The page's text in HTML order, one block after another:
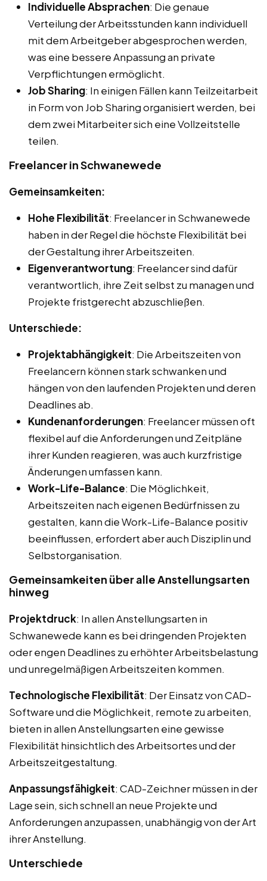
Individuelle Absprachen: Die genaue
Verteilung der Arbeitsstunden kann individuell
mit dem Arbeitgeber abgesprochen werden,
was eine bessere Anpassung an private
Verpflichtungen ermöglicht.
Job Sharing: In einigen Fällen kann Teilzeitarbeit
in Form von Job Sharing organisiert werden, bei
dem zwei Mitarbeiter sich eine Vollzeitstelle
teilen.
Freelancer in Schwanewede
Gemeinsamkeiten:
Hohe Flexibilität: Freelancer in Schwanewede
haben in der Regel die höchste Flexibilität bei
der Gestaltung ihrer Arbeitszeiten.
Eigenverantwortung: Freelancer sind dafür
verantwortlich, ihre Zeit selbst zu managen und
Projekte fristgerecht abzuschließen.
Unterschiede:
Projektabhängigkeit: Die Arbeitszeiten von
Freelancern können stark schwanken und
hängen von den laufenden Projekten und deren
Deadlines ab.
Kundenanforderungen: Freelancer müssen oft
flexibel auf die Anforderungen und Zeitpläne
ihrer Kunden reagieren, was auch kurzfristige
Änderungen umfassen kann.
Work-Life-Balance: Die Möglichkeit,
Arbeitszeiten nach eigenen Bedürfnissen zu
gestalten, kann die Work-Life-Balance positiv
beeinflussen, erfordert aber auch Disziplin und
Selbstorganisation.
Gemeinsamkeiten über alle Anstellungsarten
hinweg
Projektdruck: In allen Anstellungsarten in
Schwanewede kann es bei dringenden Projekten
oder engen Deadlines zu erhöhter Arbeitsbelastung
und unregelmäßigen Arbeitszeiten kommen.
Technologische Flexibilität: Der Einsatz von CAD-
Software und die Möglichkeit, remote zu arbeiten,
bieten in allen Anstellungsarten eine gewisse
Flexibilität hinsichtlich des Arbeitsortes und der
Arbeitszeitgestaltung.
Anpassungsfähigkeit: CAD-Zeichner müssen in der
Lage sein, sich schnell an neue Projekte und
Anforderungen anzupassen, unabhängig von der Art
ihrer Anstellung.
Unterschiede